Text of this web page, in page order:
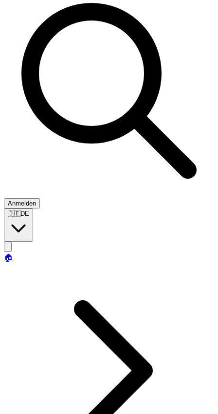
Anmelden
🇩🇪DE
🏠